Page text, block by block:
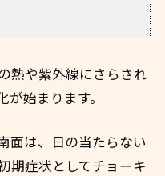
熱や紫外線にさらされ
始まります。
面は、日の当たらない
期症状としてチョーキ